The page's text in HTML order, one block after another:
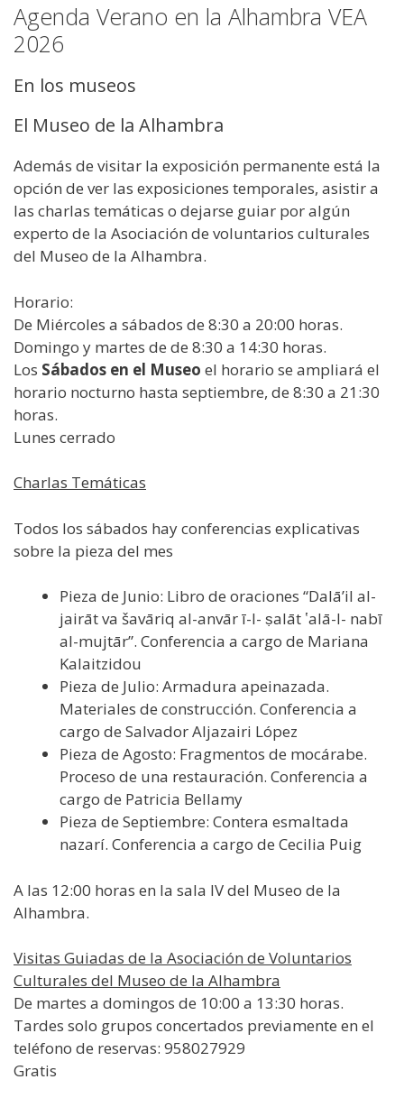
Agenda Verano en la Alhambra VEA
2026
En los museos
El Museo de la Alhambra
Además de visitar la exposición permanente está la
opción de ver las exposiciones temporales, asistir a
las charlas temáticas o dejarse guiar por algún
experto de la Asociación de voluntarios culturales
del Museo de la Alhambra.
Horario:
De Miércoles a sábados de 8:30 a 20:00 horas.
Domingo y martes de de 8:30 a 14:30 horas.
Los Sábados en el Museo el horario se ampliará el
horario nocturno hasta septiembre, de 8:30 a 21:30
horas.
Lunes cerrado
Charlas Temáticas
Todos los sábados hay conferencias explicativas
sobre la pieza del mes
Pieza de Junio: Libro de oraciones “Dalā’il al-
jairāt va šavāriq al-anvār ī-l- ṣalāt ʽalā-l- nabī
al-mujtār”. Conferencia a cargo de Mariana
Kalaitzidou
Pieza de Julio: Armadura apeinazada.
Materiales de construcción. Conferencia a
cargo de Salvador Aljazairi López
Pieza de Agosto: Fragmentos de mocárabe.
Proceso de una restauración. Conferencia a
cargo de Patricia Bellamy
Pieza de Septiembre: Contera esmaltada
nazarí. Conferencia a cargo de Cecilia Puig
A las 12:00 horas en la sala IV del Museo de la
Alhambra.
Visitas Guiadas de la Asociación de Voluntarios
Culturales del Museo de la Alhambra
De martes a domingos de 10:00 a 13:30 horas.
Tardes solo grupos concertados previamente en el
teléfono de reservas: 958027929
Gratis